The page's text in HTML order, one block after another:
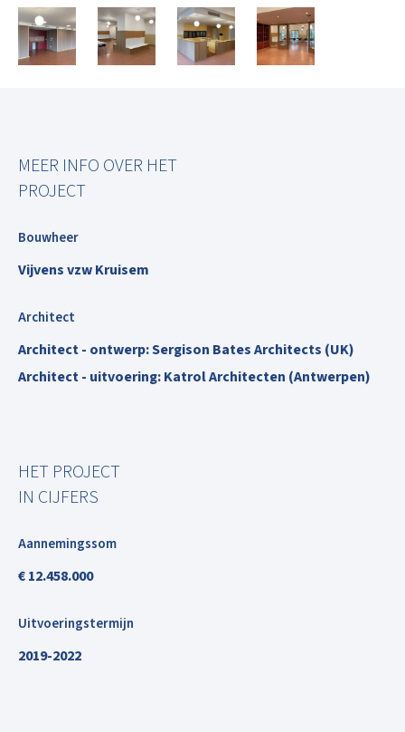
MEER INFO OVER HET
PROJECT
Bouwheer
Vijvens vzw Kruisem
Architect
Architect - ontwerp: Sergison Bates Architects (UK)
Architect - uitvoering: Katrol Architecten (Antwerpen)
HET PROJECT
IN CIJFERS
Aannemingssom
€ 12.458.000
Uitvoeringstermijn
2019-2022